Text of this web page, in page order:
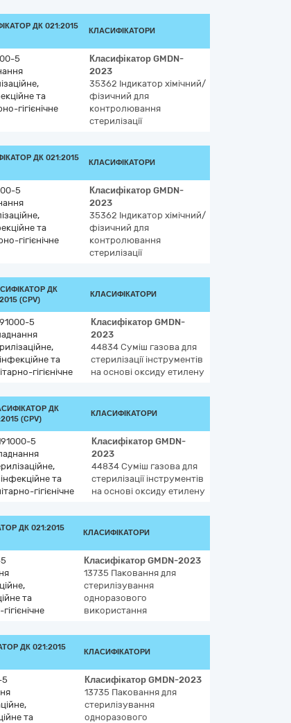
ДК 021:2015
КЛАСИФІКАТОРИ
5
та
гігієнічне
Класифікатор GMDN-
2023
35362 Індикатор хімічний/
фізичний для
контролювання
стерилізації
ДК 021:2015
КЛАСИФІКАТОРИ
5
та
гігієнічне
Класифікатор GMDN-
2023
35362 Індикатор хімічний/
фізичний для
контролювання
стерилізації
ДК
(CPV)
КЛАСИФІКАТОРИ
5
та
гігієнічне
Класифікатор GMDN-
2023
44834 Суміш газова для
стерилізації інструментів
на основі оксиду етилену
ДК
(CPV)
КЛАСИФІКАТОРИ
5
та
гігієнічне
Класифікатор GMDN-
2023
44834 Суміш газова для
стерилізації інструментів
на основі оксиду етилену
ДК 021:2015
КЛАСИФІКАТОРИ
та
Класифікатор GMDN-2023
13735 Паковання для
стерилізування
одноразового
використання
ДК 021:2015
КЛАСИФІКАТОРИ
5
та
Класифікатор GMDN-2023
13735 Паковання для
стерилізування
одноразового